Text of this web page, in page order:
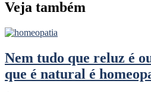
Veja também
Nem tudo que reluz é
que é natural é